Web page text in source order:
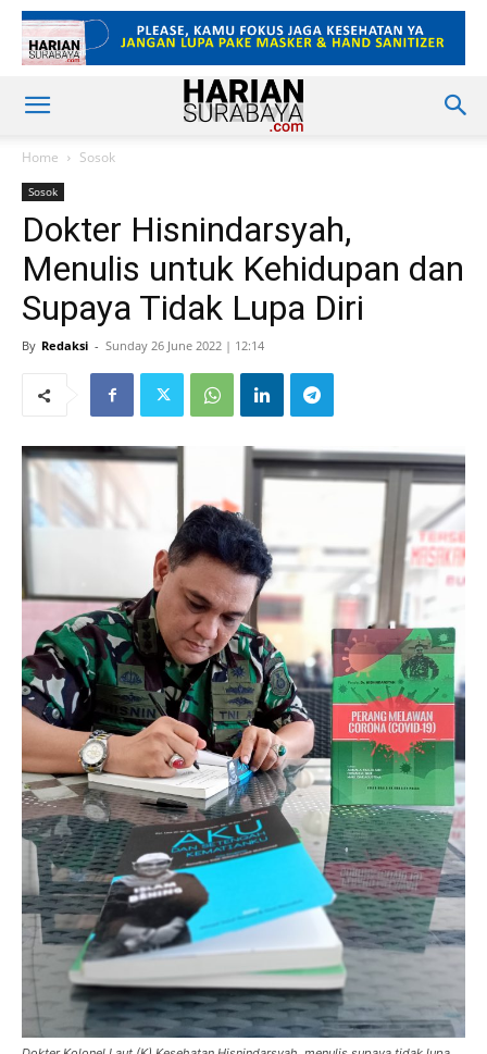
Home Sosok
Sosok
Dokter Hisnindarsyah,
Menulis untuk Kehidupan dan
Supaya Tidak Lupa Diri
By Redaksi - Sunday 26 June 2022 | 12:14